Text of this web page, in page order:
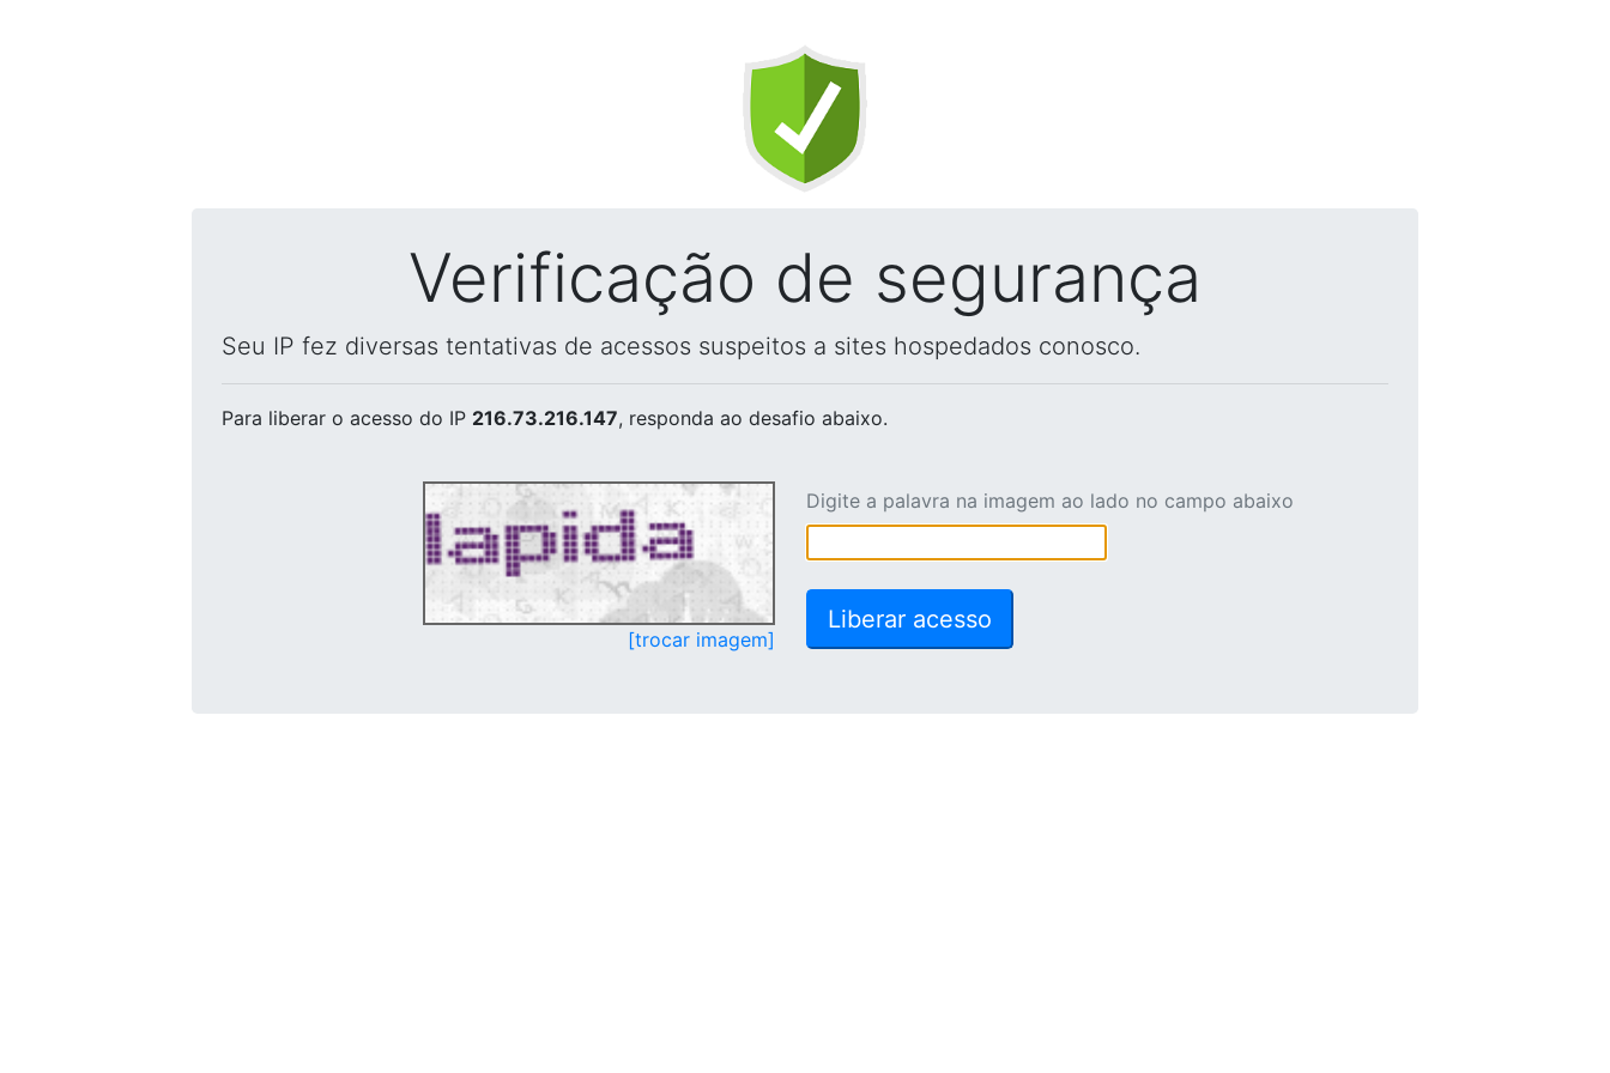
Verificação de segurança
Seu IP fez diversas tentativas de acessos suspeitos a sites hospedados conosco.
Para liberar o acesso do IP 216.73.216.147, responda ao desafio abaixo.
[trocar imagem]
Digite a palavra na imagem ao lado no campo abaixo